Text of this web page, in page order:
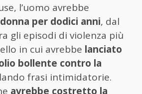
l’uomo avrebbe
per dodici anni, dal
gli episodi di violenza più
in cui avrebbe lanciato
bollente contro la
frasi intimidatorie.
avrebbe costretto la